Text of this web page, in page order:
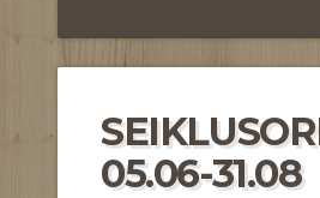
05.06-31.08